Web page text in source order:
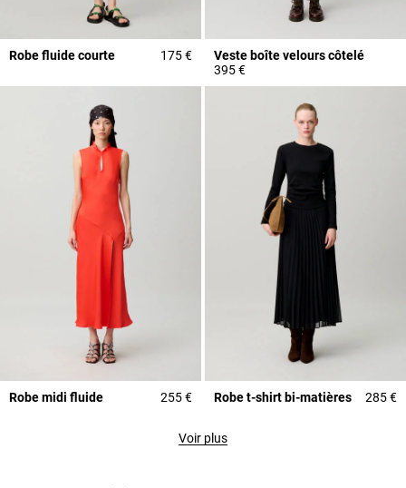
Robe fluide courte 175 €
Veste boîte velours côtelé
395 €
Robe midi fluide 255 € Robe t-shirt bi-matières 285 €
Voir plus